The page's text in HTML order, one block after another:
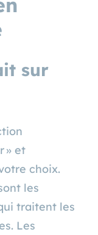
sur
» et
choix.
les
traitent les
Les